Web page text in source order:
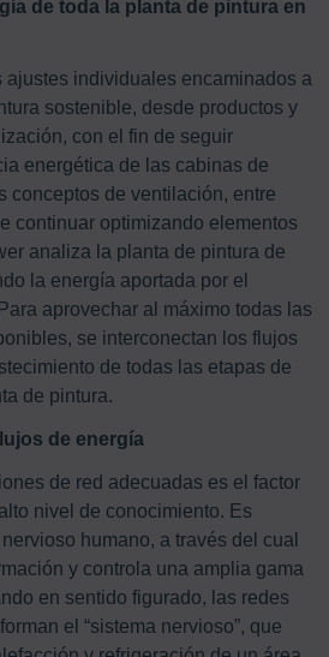
de toda la planta de pintura en
ajustes individuales encaminados a
sostenible, desde productos y
con el fin de seguir
energética de las cabinas de
conceptos de ventilación, entre
continuar optimizando elementos
analiza la planta de pintura de
la energía aportada por el
aprovechar al máximo todas las
se interconectan los flujos
de todas las etapas de
de pintura.
de energía
de red adecuadas es el factor
nivel de conocimiento. Es
humano, a través del cual
y controla una amplia gama
en sentido figurado, las redes
el “sistema nervioso”, que